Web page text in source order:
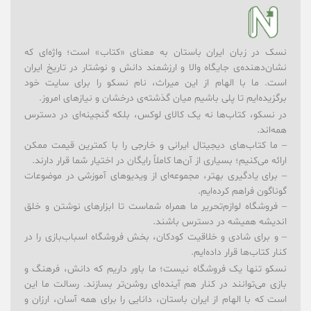
نسک در زبان ایران باستان به معنای «کتاب» است؛ واژه‌ای که
نشان‌دهنده‌ی جایگاه والا و ارزشمند دانش و نوشتار در تاریخ ایران
است. ما با الهام از این میراث، نام نسکو را برای سایت خود
برگزیده‌ایم تا پلی باشیم میان گذشته‌ی درخشان و نیازهای امروز.
در نسکو، کتاب‌ها نه یک کالای لوکس، بلکه گنجینه‌ای در دسترس
همه‌اند.
– ما کتاب‌های دیجیتال ایرانی و خارجی را با کمترین قیمت ممکن
ارائه می‌کنیم؛ بسیاری از آن‌ها کاملاً رایگان در اختیار شما قرار دارند.
– برای یادگیری بهتر، مجموعه‌ای از ویدیوهای آموزشی در موضوعات
گوناگون فراهم کرده‌ایم.
– فروشگاه لوازم‌تحریر ما همراه شماست تا ابزارهای نوشتن و خلق
اندیشه همیشه در دسترس باشند.
– و برای شادی و خلاقیت کودکان، بخش فروشگاه اسباب‌بازی را در
کنار کتاب‌ها قرار داده‌ایم.
نسکو تنها یک فروشگاه نیست؛ ما باور داریم که دانش، فرهنگ و
بازی می‌توانند در کنار هم آینده‌ای روشن‌تر بسازند. رسالت ما این
است که با الهام از ایران باستان، دانایی را برای همه آسان، ارزان و